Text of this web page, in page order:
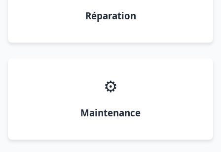
Réparation
⚙️
Maintenance